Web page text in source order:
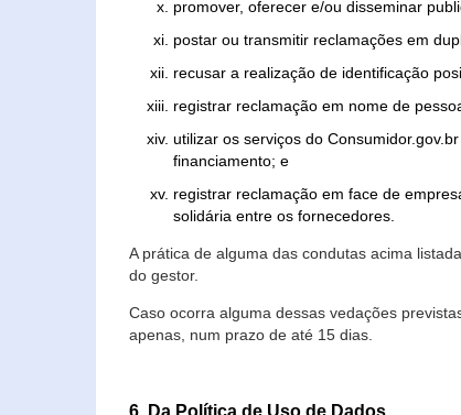
promover, oferecer e/ou disseminar
postar ou transmitir reclamações em
recusar a realização de identificação
registrar reclamação em nome de
utilizar os serviços do
financiamento; e
registrar reclamação em face de
solidária entre os fornecedores.
A prática de alguma das condutas acima
do gestor.
Caso ocorra alguma dessas vedações
apenas, num prazo de até 15 dias.
6. Da Política de Uso de Dados